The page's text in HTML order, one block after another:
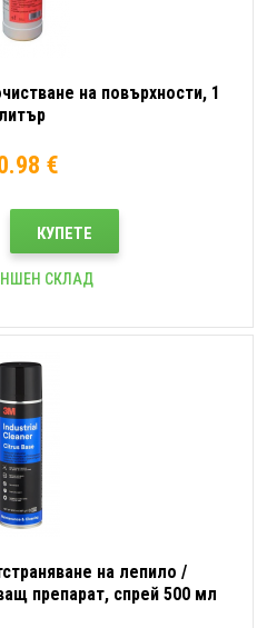
на повърхности, 1
литър
€
КУПЕТЕ
СКЛАД
на лепило /
препарат, спрей 500 мл